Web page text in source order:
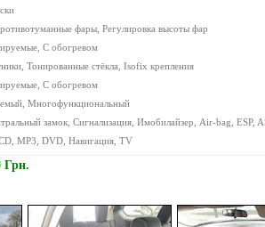
фары, Регулировка высоты фар
С обогревом
Тонированные стёкла, Isofix крепления
С обогревом
Многофункциональный
замок, Сигнализация, Имобилайзер, Air-bag, ESP,
MP3, DVD, Навигация, TV
Грн.